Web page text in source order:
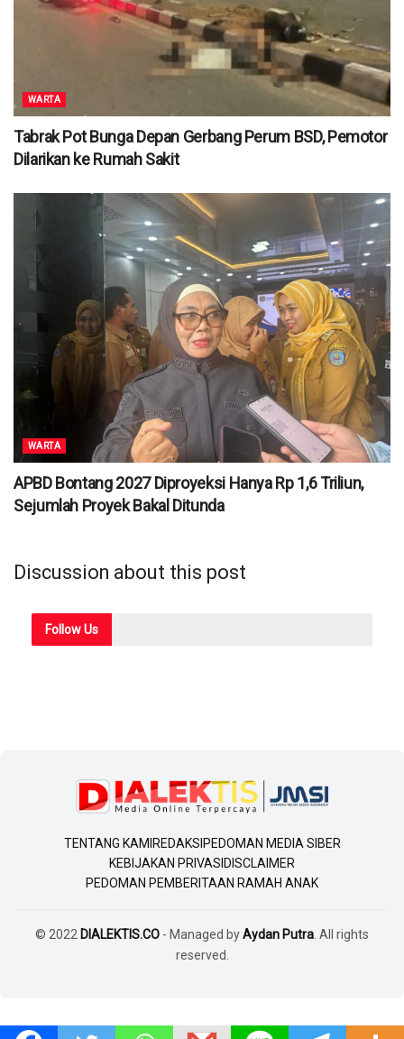
WARTA
Tabrak Pot Bunga Depan Gerbang Perum BSD, Pemotor
Dilarikan ke Rumah Sakit
WARTA
APBD Bontang 2027 Diproyeksi Hanya Rp 1,6 Triliun,
Sejumlah Proyek Bakal Ditunda
Discussion about this post
FollowUs
TENTANG KAMI REDAKSI PEDOMAN MEDIA SIBER
KEBIJAKAN PRIVASI DISCLAIMER
PEDOMAN PEMBERITAAN RAMAH ANAK
© 2022 DIALEKTIS.CO - Managed byAydan Putra . All rights
reserved.